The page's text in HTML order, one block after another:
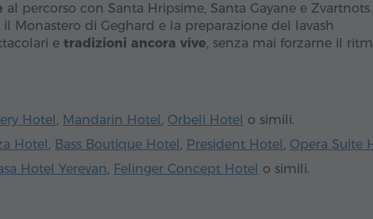
al percorso con Santa Hripsime, Santa Gayane e
Monastero di Geghard e la preparazione del lavash
e tradizioni ancora vive, senza mai forzarne il
Hotel, Mandarin Hotel, Orbeli Hotel o simili.
Hotel, Bass Boutique Hotel, President Hotel, Opera Suite
Hotel Yerevan, Felinger Concept Hotel o simili.